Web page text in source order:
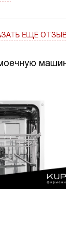
ЕЩЁ